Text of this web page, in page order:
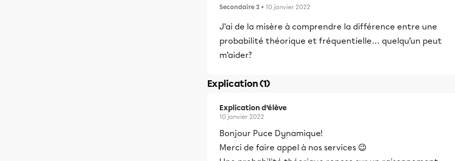
Secondaire 2 • 10 janvier 2022
J’ai de la misère à comprendre la différence entre une
probabilité théorique et fréquentielle… quelqu’un peut
m’aider?
Explication (1)
Explication d’élève
10 janvier 2022
Bonjour Puce Dynamique!
Merci de faire appel à nos services 😉